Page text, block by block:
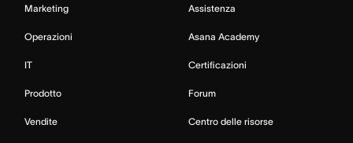
Marketing
Operazioni
IT
Prodotto
Vendite
Assistenza
Asana Academy
Certificazioni
Forum
Centro delle risorse